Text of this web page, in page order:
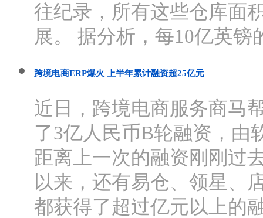
往纪录，所有这些仓库面
展。 据分析，每10亿英镑
跨境电商ERP爆火 上半年累计融资超25亿元
近日，跨境电商服务商马
了3亿人民币B轮融资，由
距离上一次的融资刚刚过
以来，还有易仓、领星、
都获得了超过亿元以上的